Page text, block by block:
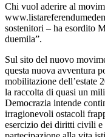
Chi vuol aderire al
sostenitori – ha esordito
duemila”.
Sul sito del nuovo
questa nuova avventura
mobilitazione dell’estate
la raccolta di quasi un
Democrazia intende
irragionevoli ostacoli
esercizio dei diritti civili